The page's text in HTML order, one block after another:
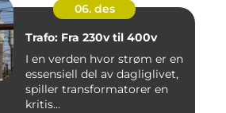
06. des
Trafo: Fra 230v til 400v
I en verden hvor strøm er en
essensiell del av dagliglivet,
spiller transformatorer en
kritis...